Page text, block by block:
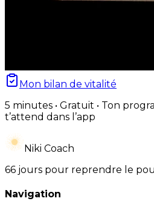
Mon bilan de vitalité
5 minutes • Gratuit • Ton
t’attend dans l’app
Niki Coach
66 jours pour reprendre le
Navigation